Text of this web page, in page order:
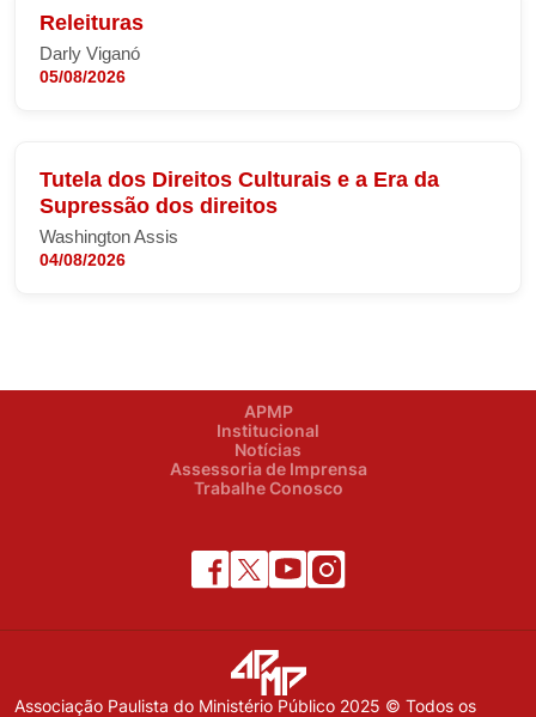
Releituras
Darly Viganó
05/08/2026
Tutela dos Direitos Culturais e a Era da
Supressão dos direitos
Washington Assis
04/08/2026
APMP
Institucional
Notícias
Assessoria de Imprensa
Trabalhe Conosco
Associação Paulista do Ministério Público 2025 © Todos os